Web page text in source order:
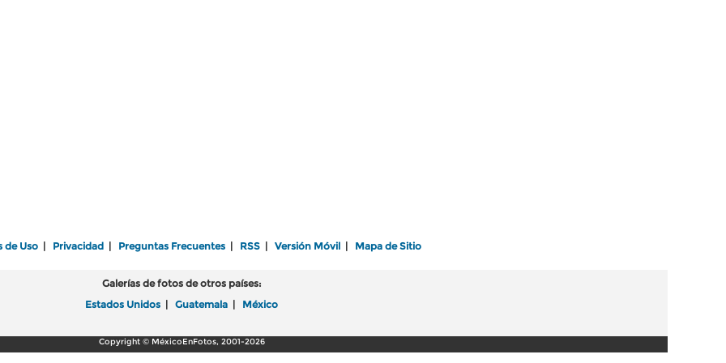
de Uso Privacidad Preguntas Frecuentes RSS Versión Móvil Mapa de Sitio
Galerías de fotos de otros países:
Estados Unidos
Guatemala México
Copyright © MéxicoEnFotos, 2001-2026